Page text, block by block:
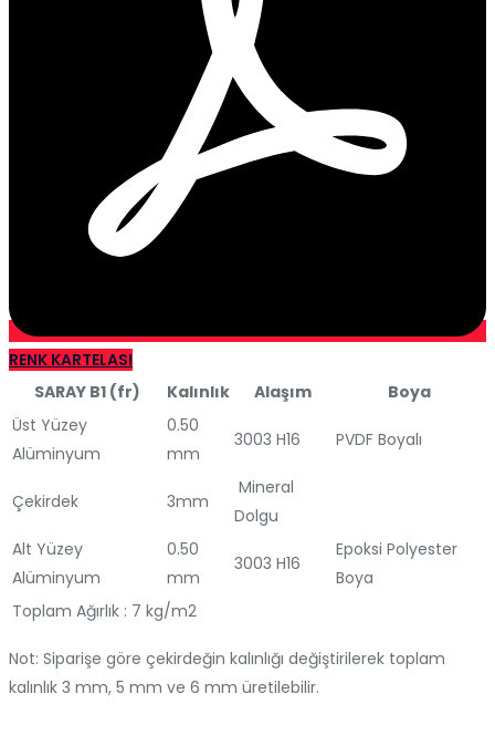
RENK KARTELASI
SARAY B1 (fr)
Kalınlık Alaşım
Boya
Üst Yüzey
Alüminyum
0.50
mm
3003 H16 PVDF Boyalı
Çekirdek 3mm
Mineral
Dolgu
Alt Yüzey
Alüminyum
0.50
mm
3003 H16
Epoksi Polyester
Boya
Toplam Ağırlık : 7 kg/m2
Not: Siparişe göre çekirdeğin kalınlığı değiştirilerek toplam
kalınlık 3 mm, 5 mm ve 6 mm üretilebilir.